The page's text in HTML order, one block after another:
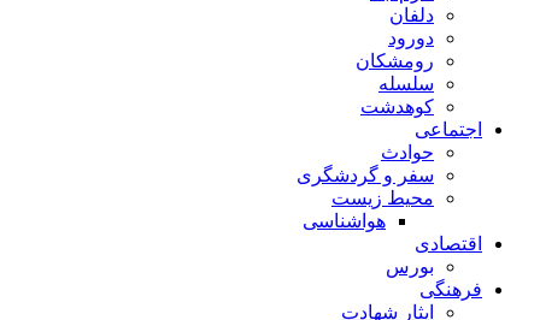
دلفان
دورود
رومشکان
سلسله
کوهدشت
اجتماعی
حوادث
سفر و گردشگری
محیط زیست
هواشناسی
اقتصادی
بورس
فرهنگی
ایثار شهادت